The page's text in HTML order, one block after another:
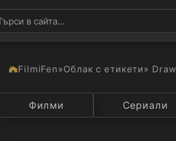
FilmiFen»Облак с етикети»
Категория Държава
Филми Сериали